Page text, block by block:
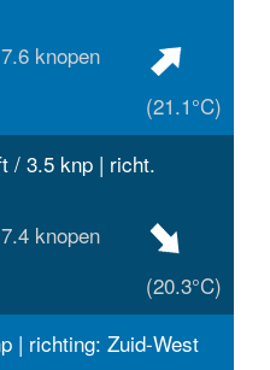
knopen
(21.1°C)
/ 3.5 knp | richt.
knopen
(20.3°C)
| richting: Zuid-West